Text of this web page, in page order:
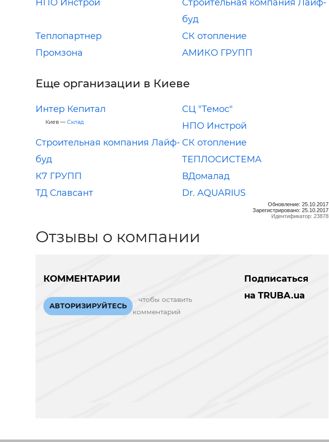
НПО Инстрой
Строительная компания Лайф-
буд
Теплопартнер
СК отопление
Промзона
АМИКО ГРУПП
Еще организации в Киеве
Интер Кепитал
Киев — Склад
СЦ "Темос"
НПО Инстрой
Строительная компания Лайф-
буд
СК отопление
ТЕПЛОСИСТЕМА
К7 ГРУПП
ВДомалад
ТД Славсант
Dr. AQUARIUS
Обновление: 25.10.2017
Зарегистрировано: 25.10.2017
Идентификатор: 23878
Отзывы о компании
КОММЕНТАРИИ
АВТОРИЗИРУЙТЕСЬ
чтобы оставить
комментарий
Подписаться
на TRUBA.ua